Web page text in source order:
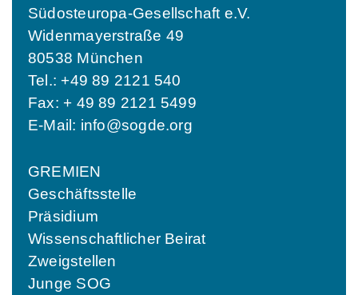
Südosteuropa-Gesellschaft e.V.
Widenmayerstraße 49
80538 München
Tel.: +49 89 2121 540
Fax: + 49 89 2121 5499
E-Mail: info@sogde.org
GREMIEN
Geschäftsstelle
Präsidium
Wissenschaftlicher Beirat
Zweigstellen
Junge SOG